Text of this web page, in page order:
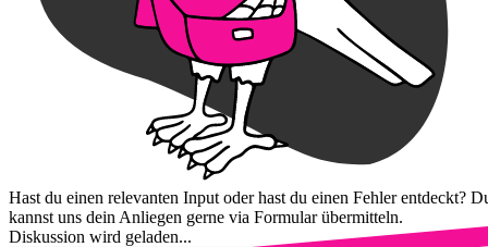
Hast du einen relevanten Input oder hast du einen Fehler entdeckt?
kannst uns dein Anliegen gerne via Formular übermitteln.
Diskussion wird geladen...